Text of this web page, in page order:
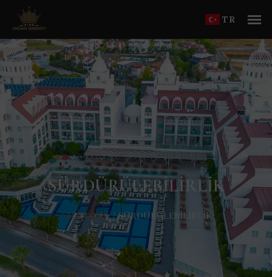
TR
SÜRDÜRÜLEBILIRLIK
ANASAYFA / SÜRDÜRÜLEBILIRLIK